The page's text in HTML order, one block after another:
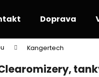
Doprava
Kangertech
Co potřebujete